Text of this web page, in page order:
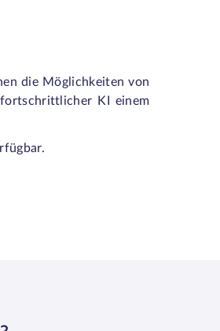
die Möglichkeiten von
KI einem